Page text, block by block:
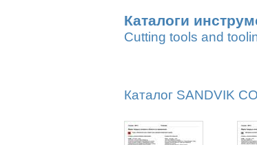
Каталоги
Cutting tools and
Каталог SANDVIK